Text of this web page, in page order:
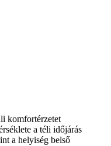
komfortérzetet
a téli időjárás
a helyiség belső